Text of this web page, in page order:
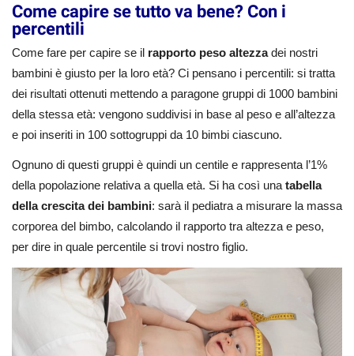
Come capire se tutto va bene? Con i
percentili
Come fare per capire se il rapporto peso altezzadei nostri
bambini è giusto per la loro età? Ci pensano i percentili: si tratta
dei risultati ottenuti mettendo a paragone gruppi di 1000 bambini
della stessa età: vengono suddivisi in base al peso e all’altezza
e poi inseriti in 100 sottogruppi da 10 bimbi ciascuno.
Ognuno di questi gruppi è quindi un centile e rappresenta l’1%
della popolazione relativa a quella età. Si ha così una tabella
della crescita dei bambini: sarà il pediatra a misurare la massa
corporea del bimbo, calcolando il rapporto tra altezza e peso,
per dire in quale percentile si trovi nostro figlio.